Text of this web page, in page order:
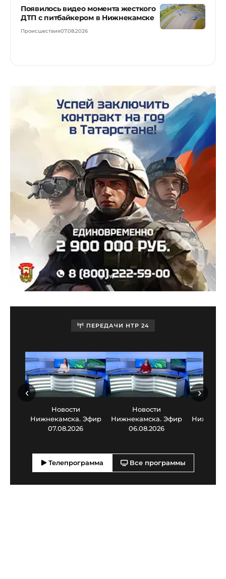
Появилось видео момента жесткого
ДТП с питбайкером в Нижнекамске
Происшествия07.08.2026
ПЕРЕДАЧИ НТР 24
Новости
Нижнекамска. Эфир
07.08.2026
Новости
Нижнекамска. Эфир
06.08.2026
‹ ›
Телепрограмма Все программы